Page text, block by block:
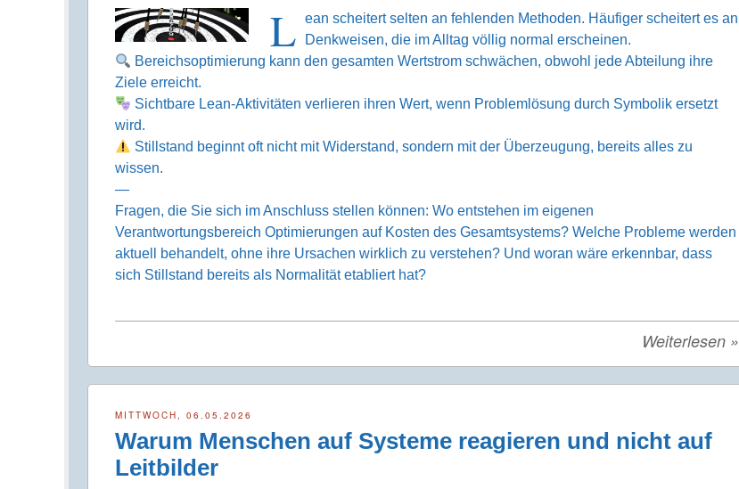
L ean scheitert selten an fehlenden Methoden. Häufiger scheitert es an
Denkweisen, die im Alltag völlig normal erscheinen.
Bereichsoptimierung kann den gesamten Wertstrom schwächen, obwohl jede Abteilung ihre
Ziele erreicht.
Sichtbare Lean-Aktivitäten verlieren ihren Wert, wenn Problemlösung durch Symbolik ersetzt
wird.
Stillstand beginnt oft nicht mit Widerstand, sondern mit der Überzeugung, bereits alles zu
wissen.
—
Fragen, die Sie sich im Anschluss stellen können: Wo entstehen im eigenen
Verantwortungsbereich Optimierungen auf Kosten des Gesamtsystems? Welche Probleme werden
aktuell behandelt, ohne ihre Ursachen wirklich zu verstehen? Und woran wäre erkennbar, dass
sich Stillstand bereits als Normalität etabliert hat?
Weiterlesen »
MITTWOCH, 06.05.2026
Warum Menschen auf Systeme reagieren und nicht auf
Leitbilder